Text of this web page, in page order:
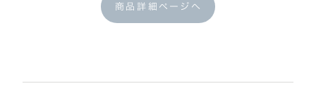
商品詳細ページへ